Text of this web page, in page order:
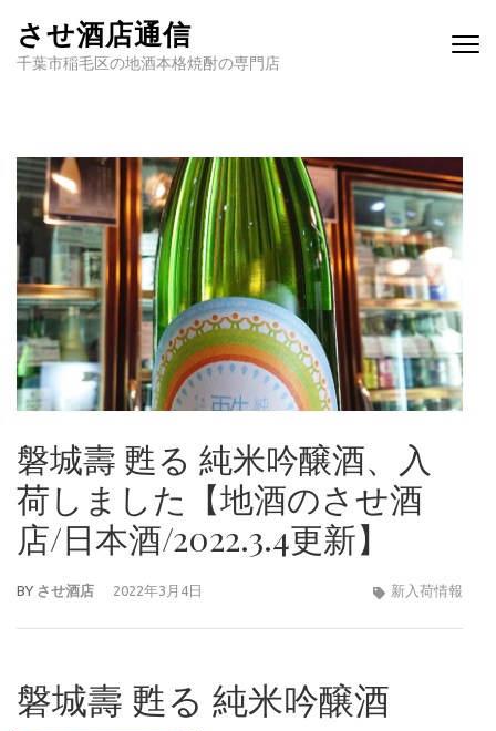
させ酒店通信
千葉市稲毛区の地酒本格焼酎の専門店
磐城壽 甦る 純米吟醸酒、入
荷しました【地酒のさせ酒
店/日本酒/2022.3.4更新】
BY させ酒店 2022年3月4日 新入荷情報
磐城壽 甦る 純米吟醸酒